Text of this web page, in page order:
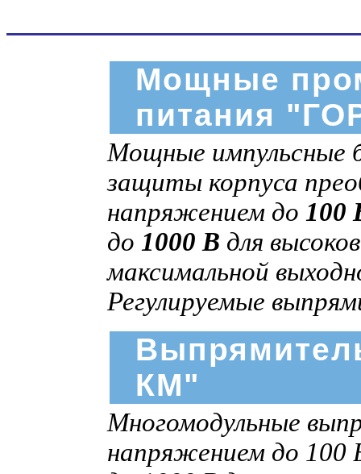
Мощные
питания
Мощные импульсные
защиты корпуса
напряжением до 100
до 1000 В для
максимальной
Регулируемые
КМ"
Многомодульные
напряжением до 100